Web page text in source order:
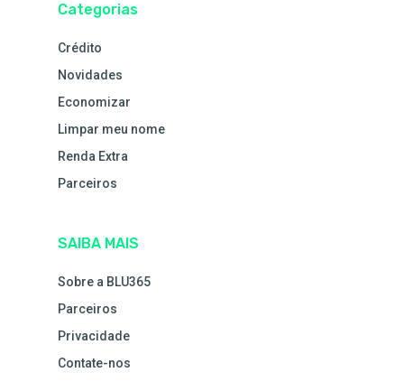
Categorias
Crédito
Novidades
Economizar
Limpar meu nome
Renda Extra
Parceiros
SAIBA MAIS
Sobre a BLU365
Parceiros
Privacidade
Contate-nos